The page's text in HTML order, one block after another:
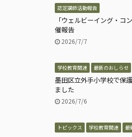
認定講師活動報告
「ウェルビーイング・コ
催報告
2026/7/7
学校教育関連 最新のおしらせ
墨田区立外手小学校で保
ました
2026/7/6
トピックス 学校教育関連 最